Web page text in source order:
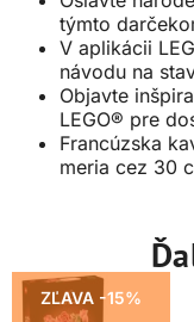
týmto
V aplikácii
návodu na
Objavte
LEGO® pre
Francúzska
meria cez 30
ZĽAVA -15%